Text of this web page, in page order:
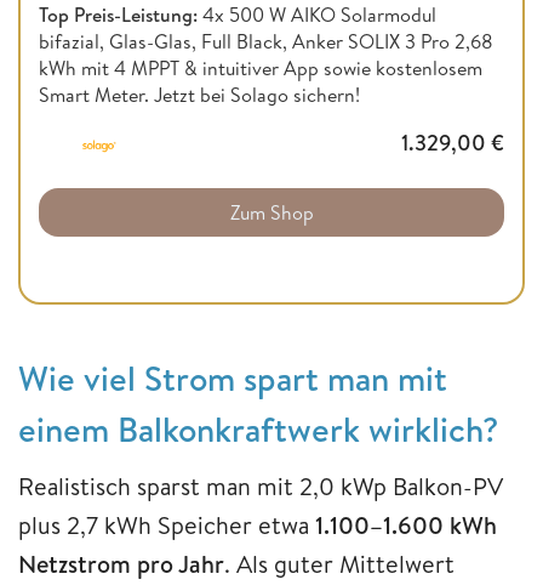
Top Preis-Leistung:4x 500 W AIKO Solarmodul
bifazial, Glas-Glas, Full Black, Anker SOLIX 3 Pro 2,68
kWh mit 4 MPPT & intuitiver App sowie kostenlosem
Smart Meter. Jetzt bei Solago sichern!
1.329,00 €
Zum Shop
Wie viel Strom spart man mit
einem Balkonkraftwerk wirklich?
Realistisch sparst man mit 2,0 kWp Balkon-PV
plus 2,7 kWh Speicher etwa 1.100–1.600 kWh
Netzstrom pro Jahr. Als guter Mittelwert